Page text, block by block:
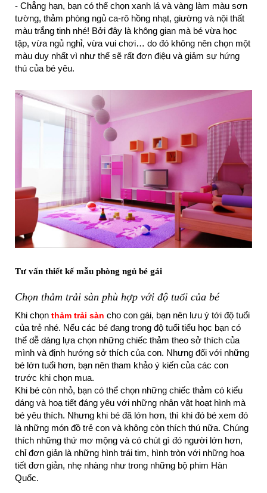
- Chẳng hạn, bạn có thể chọn xanh lá và vàng làm màu sơn
tường, thảm phòng ngủ ca-rô hồng nhạt, giường và nội thất
màu trắng tinh nhé! Bởi đây là không gian mà bé vừa học
tập, vừa ngủ nghỉ, vừa vui chơi… do đó không nên chọn một
màu duy nhất vì như thế sẽ rất đơn điệu và giảm sự hứng
thú của bé yêu.
Tư vấn thiết kế mẫu phòng ngủ bé gái
Chọn thảm trải sàn phù hợp với độ tuổi của bé
Khi chọn thảm trải sàn cho con gái, bạn nên lưu ý tới độ tuổi
của trẻ nhé. Nếu các bé đang trong độ tuổi tiểu học bạn có
thể dễ dàng lựa chọn những chiếc thảm theo sở thích của
mình và định hướng sở thích của con. Nhưng đối với những
bé lớn tuổi hơn, bạn nên tham khảo ý kiến của các con
trước khi chọn mua.
Khi bé còn nhỏ, bạn có thể chọn những chiếc thảm có kiểu
dáng và hoạ tiết đáng yêu với những nhân vật hoạt hình mà
bé yêu thích. Nhưng khi bé đã lớn hơn, thì khi đó bé xem đó
là những món đồ trẻ con và không còn thích thú nữa. Chúng
thích những thứ mơ mộng và có chút gì đó người lớn hơn,
chỉ đơn giản là những hình trái tim, hình tròn với những hoạ
tiết đơn giản, nhẹ nhàng như trong những bộ phim Hàn
Quốc.